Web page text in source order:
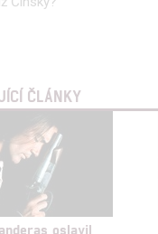
ČLÁNKY
oslavil